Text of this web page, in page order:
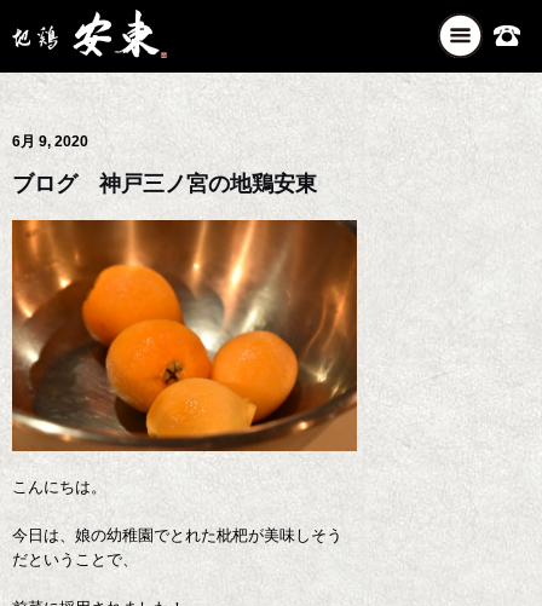
ナ
ビ
ゲ
シ
6月 9, 2020
ブログ 神戸三ノ宮の地鶏安東
こんにちは。
今日は、娘の幼稚園でとれた枇杷が美味しそう
だということで、